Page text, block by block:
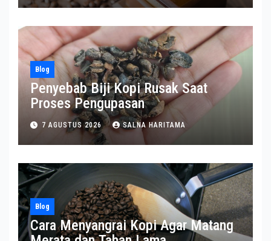
Blog
Penyebab Biji Kopi Rusak Saat
Proses Pengupasan
7 AGUSTUS 2026 SALNA HARITAMA
Blog
Cara Menyangrai Kopi Agar Matang